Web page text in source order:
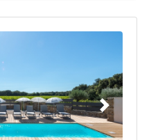
Suivant